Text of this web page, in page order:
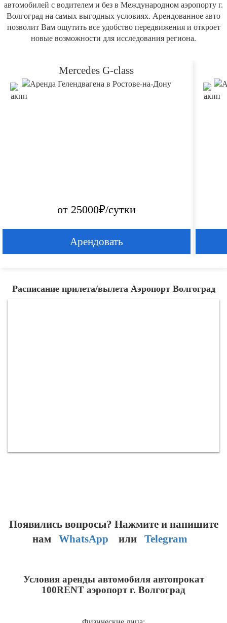
автомобилей с водителем и без в Международном аэропорту г.
Волгоград на самых выгодных условиях. Арендованное авто
позволит Вам ощутить все удобство передвижения и откроет
новые возможности для исследования региона.
Mercedes G-class
от 25000₽/сутки
Арендовать
Расписание прилета/вылета Аэропорт Волгоград
Появились вопросы? Нажмите и напишите
нам
WhatsApp или Telegram
Условия аренды автомобиля автопрокат
100RENT аэропорт г. Волгоград